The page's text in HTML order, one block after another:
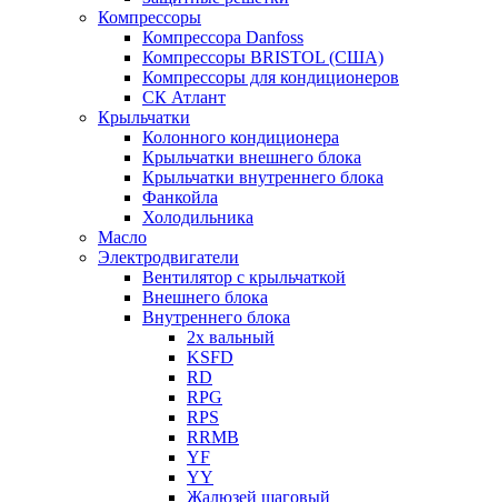
Компрессоры
Компрессора Danfoss
Компрессоры BRISTOL (США)
Компрессоры для кондиционеров
СК Атлант
Крыльчатки
Колонного кондиционера
Крыльчатки внешнего блока
Крыльчатки внутреннего блока
Фанкойла
Холодильника
Масло
Электродвигатели
Вентилятор с крыльчаткой
Внешнего блока
Внутреннего блока
2х вальный
KSFD
RD
RPG
RPS
RRMB
YF
YY
Жалюзей шаговый